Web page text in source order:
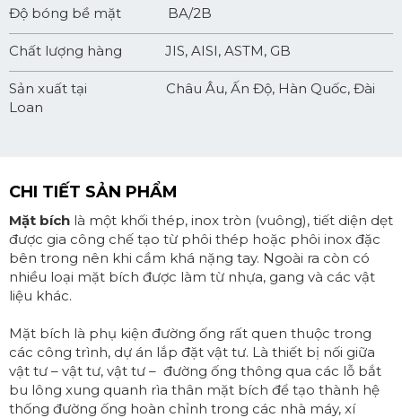
Độ bóng bề mặt BA/2B
Chất lượng hàng JIS, AISI, ASTM, GB
Sản xuất tại Châu Âu, Ấn Độ, Hàn Quốc, Đài
Loan
CHI TIẾT SẢN PHẨM
Mặt bích là một khối thép, inox tròn (vuông), tiết diện dẹt
được gia công chế tạo từ phôi thép hoặc phôi inox đặc
bên trong nên khi cầm khá nặng tay. Ngoài ra còn có
nhiều loại mặt bích được làm từ nhựa, gang và các vật
liệu khác.
Mặt bích là phụ kiện đường ống rất quen thuộc trong
các công trình, dự án lắp đặt vật tư. Là thiết bị nối giữa
vật tư – vật tư, vật tư – đường ống thông qua các lỗ bắt
bu lông xung quanh rìa thân mặt bích để tạo thành hệ
thống đường ống hoàn chỉnh trong các nhà máy, xí